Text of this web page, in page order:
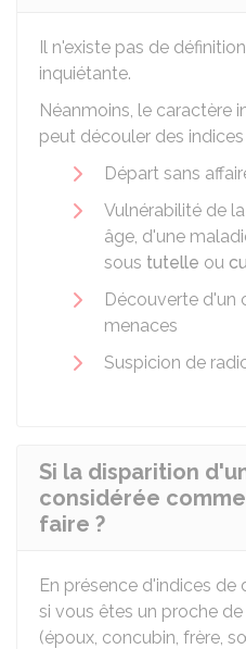
Il n'existe pas de
inquiétante.
Néanmoins, le caractère
peut découler des
Départ sans
Vulnérabilité de
âge, d'une
sous tutelle ou
Découverte d'un
menaces
Suspicion de
Si la disparition
considérée
faire ?
En présence d'indices
si vous êtes un proche
(époux, concubin, frère,